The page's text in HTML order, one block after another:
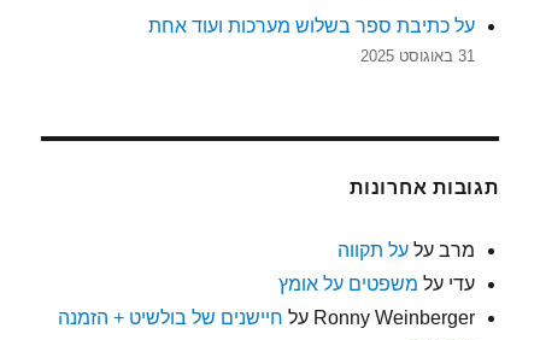
על כתיבת ספר בשלוש מערכות ועוד אחת
31 באוגוסט 2025
תגובות אחרונות
מרב עלעל תקווה
עדי על משפטים על אומץ
Ronny Weinberger על חיישנים של בולשיט + הזמנה